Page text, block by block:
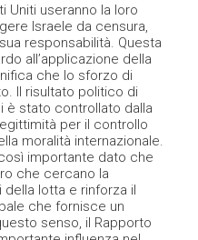
Uniti useranno la loro
Israele da censura,
responsabilità. Questa
all’applicazione della
che lo sforzo di
Il risultato politico di
è stato controllato dalla
per il controllo
moralità internazionale.
importante dato che
che cercano la
lotta e rinforza il
che fornisce un
senso, il Rapporto